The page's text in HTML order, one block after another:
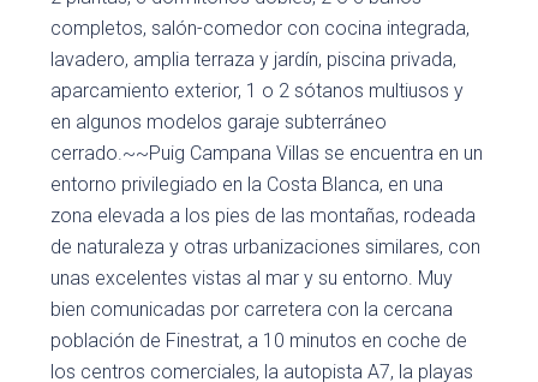
completos, salón-comedor con cocina integrada,
lavadero, amplia terraza y jardín, piscina privada,
aparcamiento exterior, 1 o 2 sótanos multiusos y
en algunos modelos garaje subterráneo
cerrado.~~Puig Campana Villas se encuentra en un
entorno privilegiado en la Costa Blanca, en una
zona elevada a los pies de las montañas, rodeada
de naturaleza y otras urbanizaciones similares, con
unas excelentes vistas al mar y su entorno. Muy
bien comunicadas por carretera con la cercana
población de Finestrat, a 10 minutos en coche de
los centros comerciales, la autopista A7, la playas